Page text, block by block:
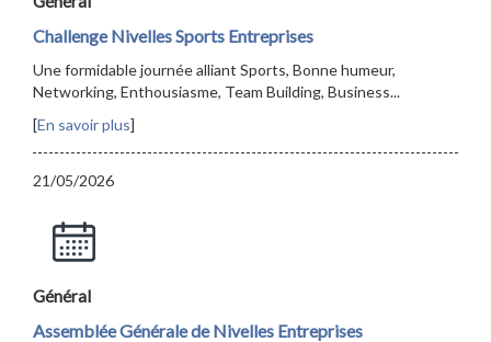
Challenge Nivelles Sports Entreprises
Une formidable journée alliant Sports, Bonne humeur,
Networking, Enthousiasme, Team Building, Business...
[En savoir plus]
21/05/2026
Général
Assemblée Générale de Nivelles Entreprises